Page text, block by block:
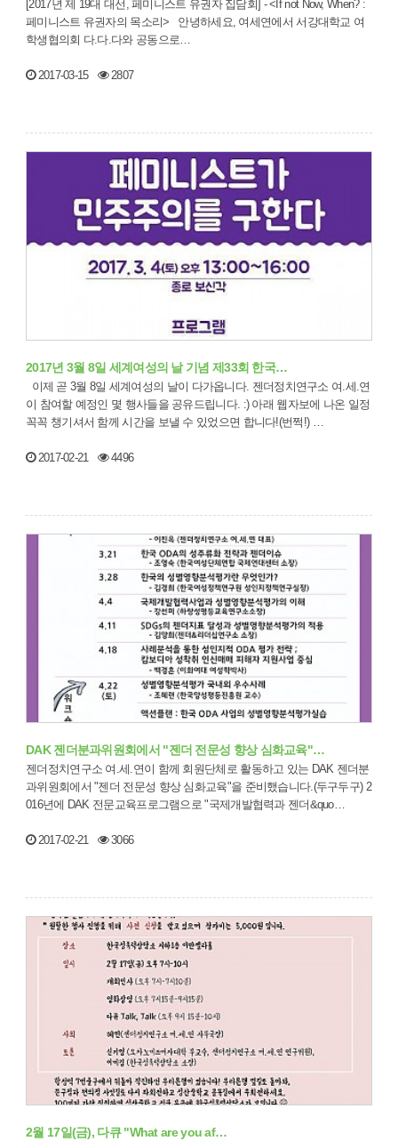
[2017년 제 19대 대선, 페미니스트 유권자 집담회] - <If not Now, When? :
페미니스트 유권자의 목소리> 안녕하세요, 여세연에서 서강대학교 여
학생협의회 다.다.다와 공동으로…
2017-03-15 2807
2017년 3월 8일 세계여성의 날 기념 제33회 한국…
이 참여할 예정인 몇 행사들을 공유드립니다. :) 아래 웹자보에 나온 일정
꼭꼭 챙기셔서 함께 시간을 보낼 수 있었으면 합니다!(번쩍!) …
2017-02-21 4496
DAK 젠더분과위원회에서 "젠더 전문성 향상 심화교육"…
젠더정치연구소 여.세.연이 함께 회원단체로 활동하고 있는 DAK 젠더분
과위원회에서 "젠더 전문성 향상 심화교육"을 준비했습니다.(두구두구) 2
016년에 DAK 전문교육프로그램으로 "국제개발협력과 젠더&quo…
2017-02-21 3066
2월 17일(금), 다큐 "What are you af…